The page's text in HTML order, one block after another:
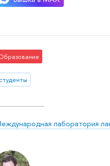
студенты
лаборатория